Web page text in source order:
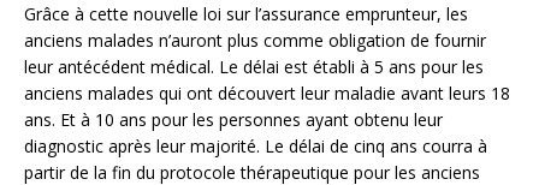
Grâce à cette nouvelle loi sur l’assurance emprunteur, les
anciens malades n’auront plus comme obligation de fournir
leur antécédent médical. Le délai est établi à 5 ans pour les
anciens malades qui ont découvert leur maladie avant leurs 18
ans. Et à 10 ans pour les personnes ayant obtenu leur
diagnostic après leur majorité. Le délai de cinq ans courra à
partir de la fin du protocole thérapeutique pour les anciens